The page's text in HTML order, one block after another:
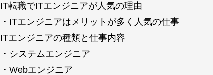
IT転職でITエンジニアが人気の理由
ITエンジニアはメリットが多く人気の仕事
ITエンジニアの種類と仕事内容
システムエンジニア
Webエンジニア